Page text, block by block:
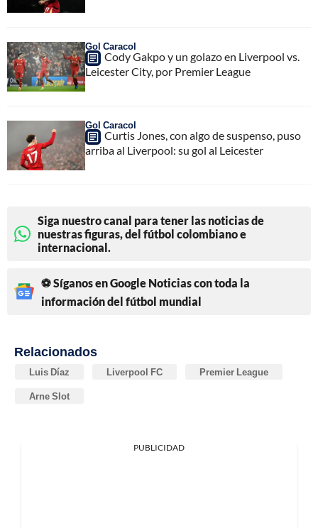
Gol Caracol
Cody Gakpo y un golazo en Liverpool vs.
Leicester City, por Premier League
Gol Caracol
Curtis Jones, con algo de suspenso, puso
arriba al Liverpool: su gol al Leicester
Siga nuestro canal para tener las noticias de
nuestras figuras, del fútbol colombiano e
internacional.
⚽ Síganos en Google Noticias con toda la
información del fútbol mundial
Relacionados
Luis Díaz Liverpool FC Premier League
Arne Slot
PUBLICIDAD